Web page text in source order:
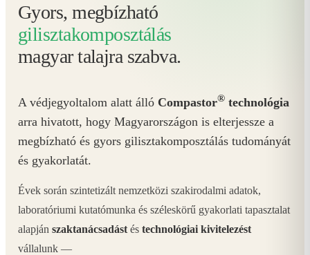
Gyors, megbízható
gilisztakomposztálás
magyar talajra szabva.
A védjegyoltalom alatt álló Compastor® technológia
arra hivatott, hogy Magyarországon is elterjessze a
megbízható és gyors gilisztakomposztálás tudományát
és gyakorlatát.
Évek során szintetizált nemzetközi szakirodalmi adatok,
laboratóriumi kutatómunka és széleskörű gyakorlati tapasztalat
alapján szaktanácsadást és technológiai kivitelezést
vállalunk —